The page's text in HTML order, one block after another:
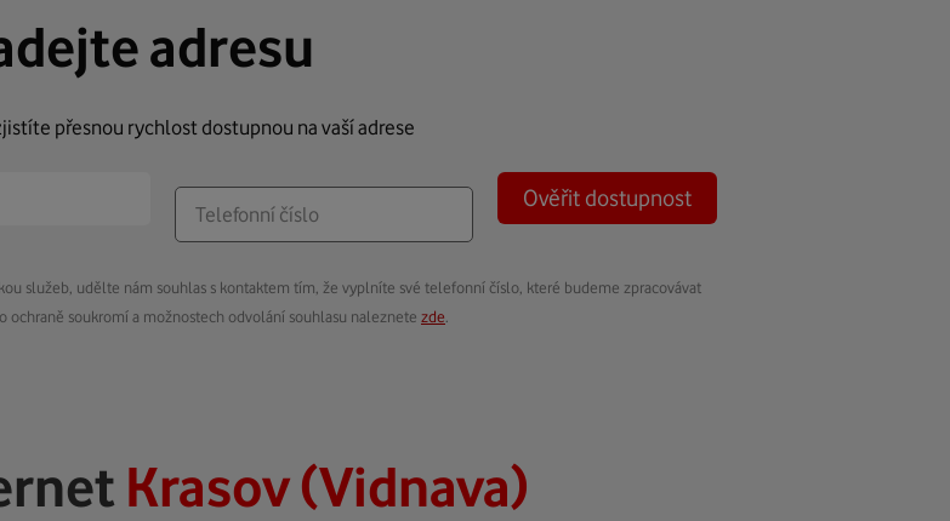
adresu
přesnou rychlost dostupnou na vaší adrese
Ověřit dostupnost
služeb, udělte nám souhlas s kontaktem tím, že vyplníte své telefonní číslo, které budeme zpracovávat
ochraně soukromí a možnostech odvolání souhlasu naleznete zde
Krasov (Vidnava)